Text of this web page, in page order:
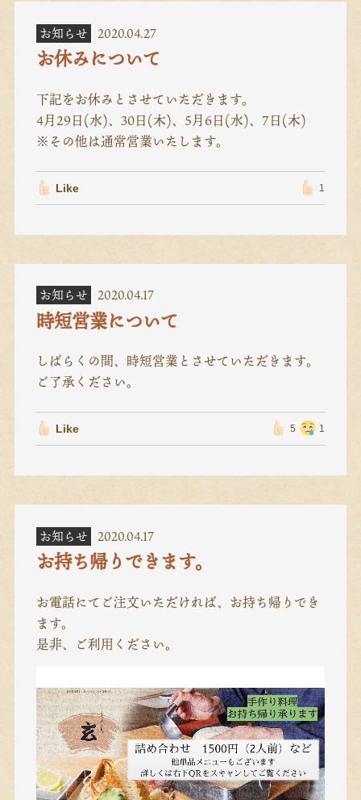
お知らせ 2020.04.27
お休みについて
下記をお休みとさせていただきます。
4月29日(水)、30日(木)、5月6日(水)、7日(木)
※その他は通常営業いたします。
Like 1
お知らせ 2020.04.17
時短営業について
しばらくの間、時短営業とさせていただきます。
ご了承ください。
Like 5 1
お知らせ 2020.04.17
お持ち帰りできます。
お電話にてご注文いただければ、お持ち帰りでき
ます。
是非、ご利用ください。